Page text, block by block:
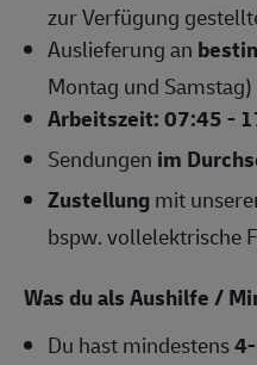
zur Verfügung
Auslieferung an
Montag und Samstag)
Arbeitszeit: 07:45 -
Sendungen im
Zustellungmit
bspw. vollelektrische
Was du als Aushilfe /
Du hast mindestens